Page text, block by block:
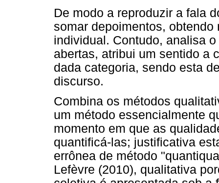
De modo a reproduzir a fala
somar depoimentos,
individual. Contudo, analisa
abertas, atribui um sentido a
dada categoria, sendo esta
discurso.
Combina os métodos
um método essencialmente
momento em que as
quantificá-las; justificativa
errônea de método
Lefèvre (2010), qualitativa